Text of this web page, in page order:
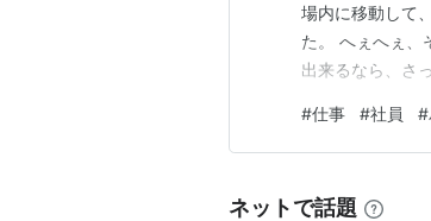
場内に移動して
た。 へぇへぇ、
出来るなら、さ
４時以降の出荷
どね。 まぁ、私
#仕事 #社員 #
ネットで話題